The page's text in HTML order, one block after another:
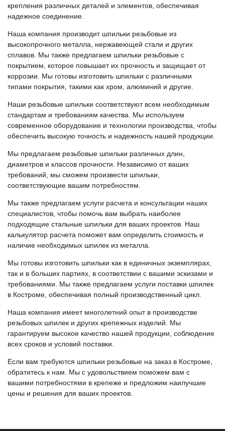
крепления различных деталей и элементов, обеспечивая
надежное соединение.
Наша компания производит шпильки резьбовые из
высокопрочного металла, нержавеющей стали и других
сплавов. Мы также предлагаем шпильки резьбовые с
покрытием, которое повышает их прочность и защищает от
коррозии. Мы готовы изготовить шпильки с различными
типами покрытия, такими как хром, алюминий и другие.
Наши резьбовые шпильки соответствуют всем необходимым
стандартам и требованиям качества. Мы используем
современное оборудование и технологии производства, чтобы
обеспечить высокую точность и надежность нашей продукции.
Мы предлагаем резьбовые шпильки различных длин,
диаметров и классов прочности. Независимо от ваших
требований, мы сможем произвести шпильки,
соответствующие вашим потребностям.
Мы также предлагаем услуги расчета и консультации наших
специалистов, чтобы помочь вам выбрать наиболее
подходящие стальные шпильки для ваших проектов. Наш
калькулятор расчета поможет вам определить стоимость и
наличие необходимых шпилек из металла.
Мы готовы изготовить шпильки как в единичных экземплярах,
так и в больших партиях, в соответствии с вашими эскизами и
требованиями. Мы также предлагаем услуги поставки шпилек
в Костроме, обеспечивая полный производственный цикл.
Наша компания имеет многолетний опыт в производстве
резьбовых шпилек и других крепежных изделий. Мы
гарантируем высокое качество нашей продукции, соблюдение
всех сроков и условий поставки.
Если вам требуются шпильки резьбовые на заказ в Костроме,
обратитесь к нам. Мы с удовольствием поможем вам с
вашими потребностями в крепеже и предложим наилучшие
цены и решения для ваших проектов.